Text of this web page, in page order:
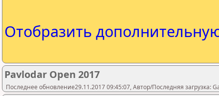
Отобразить
Pavlodar Open 2017
Последнее обновление29.11.2017 09:45:07, Автор/Последняя загрузка: